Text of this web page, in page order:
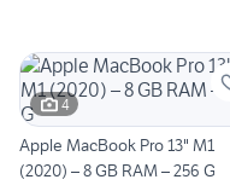
4
Apple MacBook Pro 13" M1
(2020) – 8 GB RAM – 256 G